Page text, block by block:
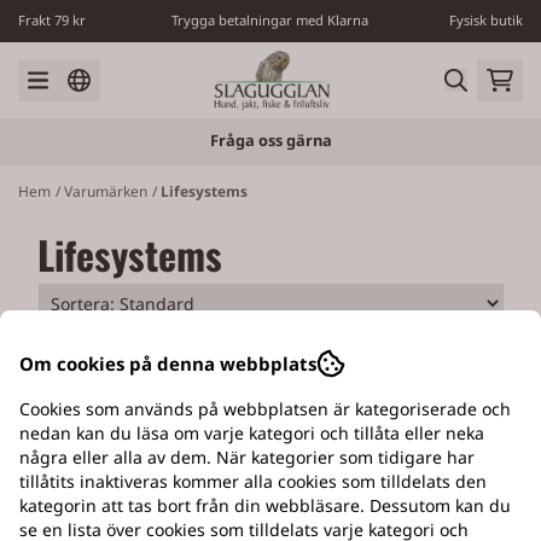
Hoppa till innehåll
Frakt 79 kr Trygga betalningar med Klarna Fysisk butik
Fråga oss gärna
Hem /Varumärken / Lifesystems
Lifesystems
EGEN VERKSTAD
Med tillverkning av Slagugglans hundluckor
Om cookies på denna webbplats
Cookies som används på webbplatsen är kategoriserade och
nedan kan du läsa om varje kategori och tillåta eller neka
några eller alla av dem. När kategorier som tidigare har
tillåtits inaktiveras kommer alla cookies som tilldelats den
kategorin att tas bort från din webbläsare. Dessutom kan du
se en lista över cookies som tilldelats varje kategori och